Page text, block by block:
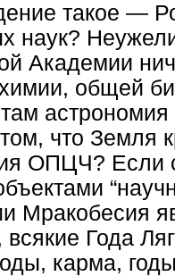
такое —
наук?
Академии
общей
что Земля
ОПЦЧ? Если
Мракобесия
всякие Года
карма,